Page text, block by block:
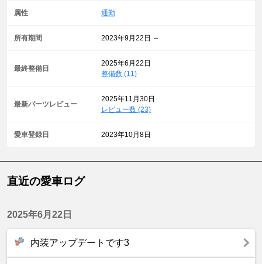
属性 通勤
所有期間 2023年9月22日 ～
最終整備日
2025年6月22日
整備数 (11)
最新パーツレビュー
2025年11月30日
レビュー数 (23)
愛車登録日 2023年10月8日
直近の愛車ログ
2025年6月22日
内装アップデートです3